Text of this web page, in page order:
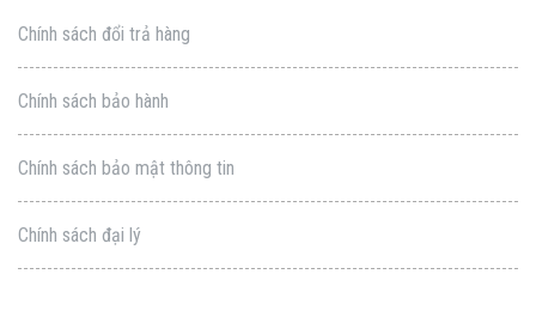
Chính sách đổi trả hàng
Chính sách bảo hành
Chính sách bảo mật thông tin
Chính sách đại lý